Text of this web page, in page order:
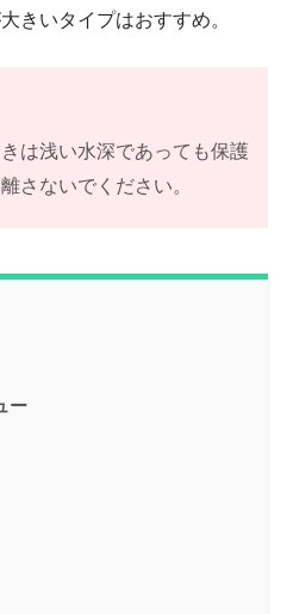
きいタイプはおすすめ。
は浅い水深であっても保護
さないでください。
ー